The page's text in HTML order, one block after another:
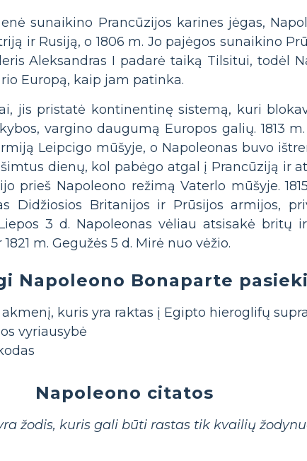
sunaikino Prancūzijos karines jėgas,
ir Rusiją, o 1806 m. Jo pajėgos sunaikino
Aleksandras I padarė taiką Tilsitui, todėl
Europą, kaip jam patinka.
jis pristatė kontinentinę sistemą, kuri
vargino daugumą Europos galių. 1813
Leipcigo mūšyje, o Napoleonas buvo
dienų, kol pabėgo atgal į Prancūziją ir
prieš Napoleono režimą Vaterlo mūšyje.
Didžiosios Britanijos ir Prūsijos armijos,
3 d. Napoleonas vėliau atsisakė britų
m. Gegužės 5 d. Mirė nuo vėžio.
Napoleono Bonaparte
akmenį, kuris yra raktas į Egipto hieroglifų
vyriausybė
Napoleono citatos
žodis, kuris gali būti rastas tik kvailių